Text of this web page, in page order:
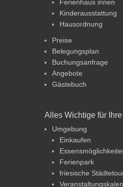
Ferienhaus innen
Kinderausstattung
Hausordnung
Preise
Belegungsplan
Buchungsanfrage
Angebote
Gästebuch
Alles Wichtige für
Umgebung
Einkaufen
Ferienpark
friesische